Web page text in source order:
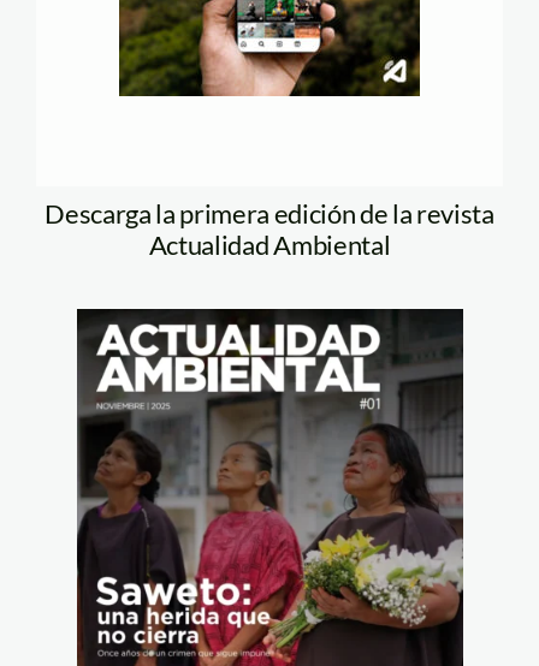
Descarga la primera edición de la revista
Actualidad Ambiental